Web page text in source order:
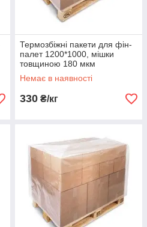
Термозбіжні пакети для фін-
палет 1200*1000, мішки
товщиною 180 мкм
Немає в наявності
330 ₴/кг